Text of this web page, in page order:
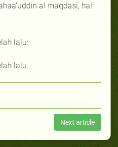
al maqdasi, hal:
lalu:
lalu.
Next article